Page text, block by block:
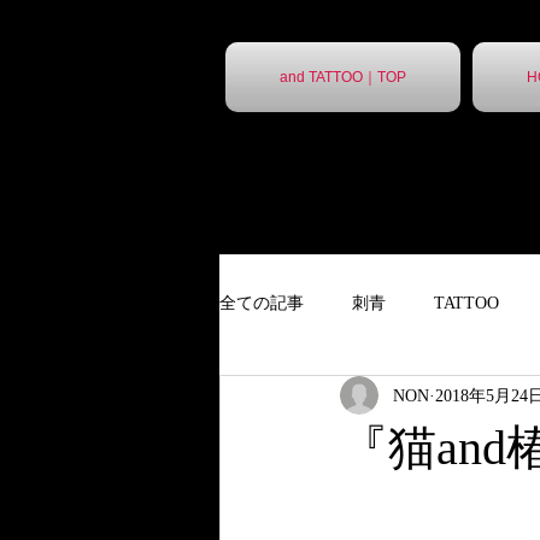
and TATTOO｜TOP
全ての記事 刺青 TATTOO
タトゥー ポス
『猫and
NON 2018年5月24